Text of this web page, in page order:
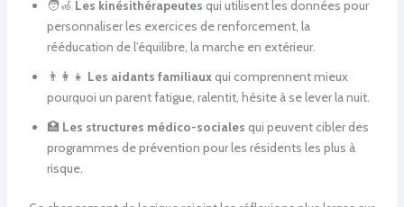
🧑‍🦽 Les kinésithérapeutes qui utilisent les données pour
personnaliser les exercices de renforcement, la
rééducation de l’équilibre, la marche en extérieur.
👨‍👩‍👧 Les aidants familiauxqui comprennent mieux
pourquoi un parent fatigue, ralentit, hésite à se lever la nuit.
🏥 Les structures médico-sociales qui peuvent cibler des
programmes de prévention pour les résidents les plus à
risque.